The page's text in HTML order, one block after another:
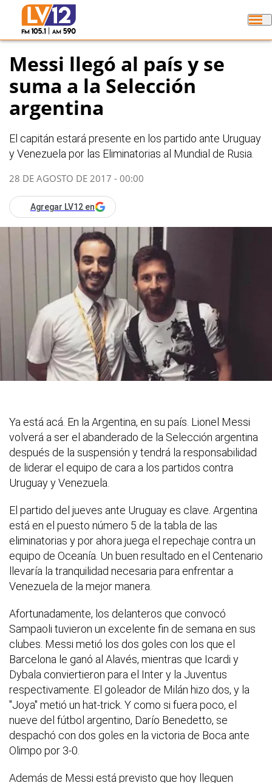
Messi llegó al país y se
suma a la Selección
argentina
El capitán estará presente en los partido ante Uruguay
y Venezuela por las Eliminatorias al Mundial de Rusia.
28 DE AGOSTO DE 2017 - 00:00
Agregar LV12 en
Ya está acá. En la Argentina, en su país. Lionel Messi
volverá a ser el abanderado de la Selección argentina
después de la suspensión y tendrá la responsabilidad
de liderar el equipo de cara a los partidos contra
Uruguay y Venezuela.
El partido del jueves ante Uruguay es clave. Argentina
está en el puesto número 5 de la tabla de las
eliminatorias y por ahora juega el repechaje contra un
equipo de Oceanía. Un buen resultado en el Centenario
llevaría la tranquilidad necesaria para enfrentar a
Venezuela de la mejor manera.
Afortunadamente, los delanteros que convocó
Sampaoli tuvieron un excelente fin de semana en sus
clubes. Messi metió los dos goles con los que el
Barcelona le ganó al Alavés, mientras que Icardi y
Dybala conviertieron para el Inter y la Juventus
respectivamente. El goleador de Milán hizo dos, y la
"Joya" metió un hat-trick. Y como si fuera poco, el
nueve del fútbol argentino, Darío Benedetto, se
despachó con dos goles en la victoria de Boca ante
Olimpo por 3-0.
Además de Messi está previsto que hoy lleguen